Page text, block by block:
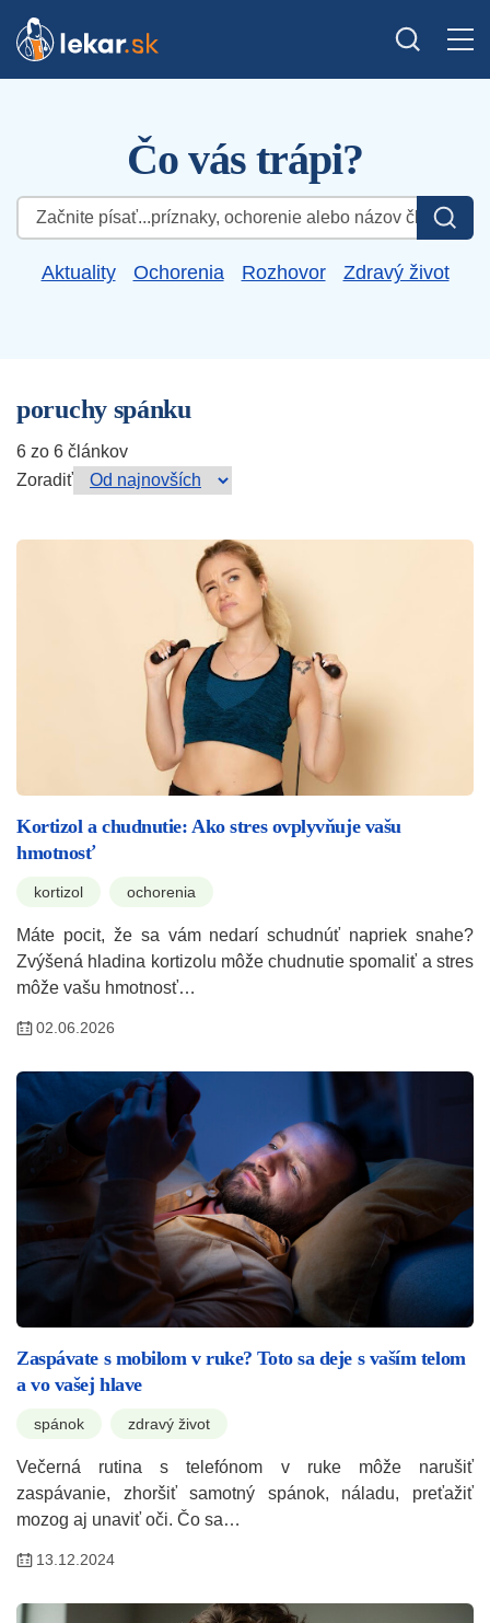
Čo vás trápi?
Hľadať:
Aktuality Ochorenia Rozhovor Zdravý život
poruchy spánku
6 zo 6 článkov
Zoradiť
Kortizol a chudnutie: Ako stres ovplyvňuje vašu
hmotnosť
kortizol ochorenia
Máte pocit, že sa vám nedarí schudnúť napriek snahe?
Zvýšená hladina kortizolu môže chudnutie spomaliť a stres
môže vašu hmotnosť…
02.06.2026
Zaspávate s mobilom v ruke? Toto sa deje s vaším telom
a vo vašej hlave
spánok zdravý život
Večerná rutina s telefónom v ruke môže narušiť
zaspávanie, zhoršiť samotný spánok, náladu, preťažiť
mozog aj unaviť oči. Čo sa…
13.12.2024